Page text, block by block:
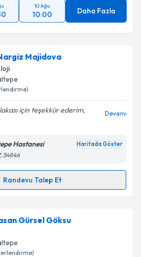
10 Ağu
10:00 Daha Fazla
Majidova
için teşekkür ederim,
Devamı
Hastanesi Haritada Göster
34846
Randevu Talep Et
Talebi
Majidovaiçin randevu takvimi
bu uzmandan randevu almanız
e-posta ile
Gürsel Göksu